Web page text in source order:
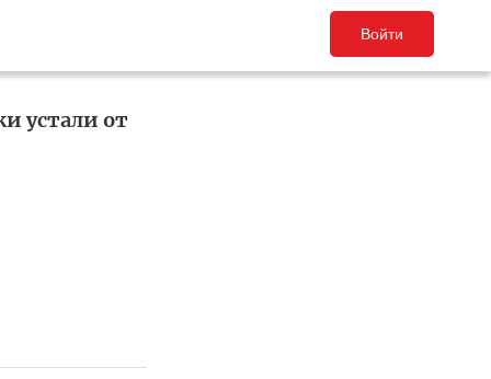
Войти
устали от